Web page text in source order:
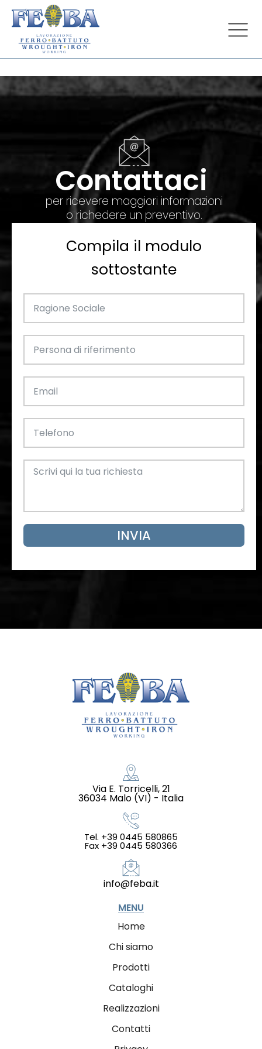
Contattaci
per ricevere maggiori informazioni
o richedere un preventivo.
Compila il modulo
sottostante
INVIA
Via E. Torricelli, 21
36034 Malo (VI) - Italia
Tel. +39 0445 580865
Fax +39 0445 580366
info@feba.it
MENU
Home
Chi siamo
Prodotti
Cataloghi
Realizzazioni
Contatti